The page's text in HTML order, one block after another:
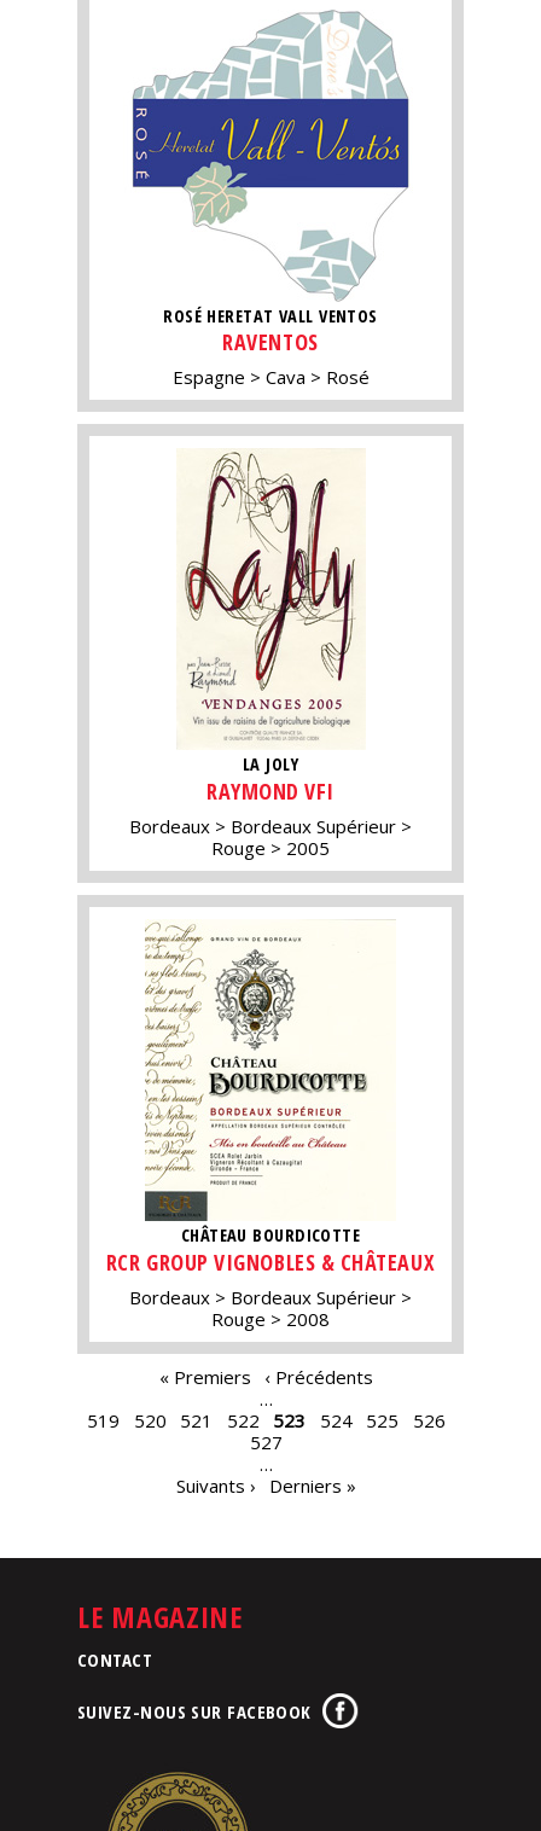
ROSÉ HERETAT VALL VENTOS
RAVENTOS
Espagne Cava Rosé
LA JOLY
RAYMOND VFI
Bordeaux
Bordeaux Supérieur
Rouge
2005
CHÂTEAU BOURDICOTTE
RCR GROUP VIGNOBLES & CHÂTEAUX
Bordeaux
Bordeaux Supérieur
Rouge
2008
« Premiers
‹ Précédents
…
519
520 521 522 523 524 525
526
527
…
Suivants ›
Derniers »
LE MAGAZINE
CONTACT
SUIVEZ-NOUS SUR FACEBOOK